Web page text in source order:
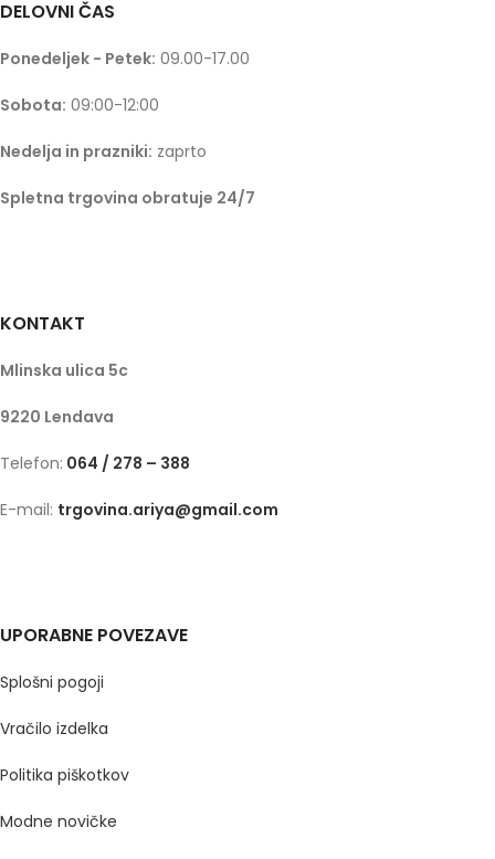
DELOVNI ČAS
Ponedeljek - Petek: 09.00-17.00
Sobota: 09:00-12:00
Nedelja in prazniki: zaprto
Spletna trgovina obratuje 24/7
KONTAKT
Mlinska ulica 5c
9220 Lendava
Telefon: 064 / 278 – 388
E-mail: trgovina.ariya@gmail.com
UPORABNE POVEZAVE
Splošni pogoji
Vračilo izdelka
Politika piškotkov
Modne novičke